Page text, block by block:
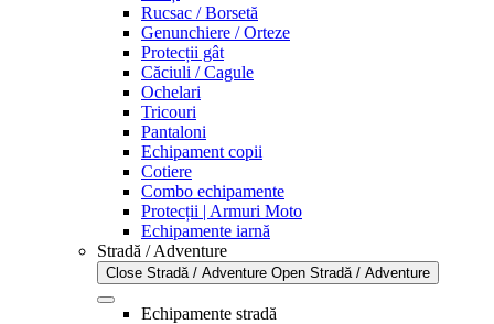
Rucsac / Borsetă
Genunchiere / Orteze
Protecții gât
Căciuli / Cagule
Ochelari
Tricouri
Pantaloni
Echipament copii
Cotiere
Combo echipamente
Protecții | Armuri Moto
Echipamente iarnă
Stradă / Adventure
Close Stradă / Adventure Open Stradă / Adventure
Echipamente stradă